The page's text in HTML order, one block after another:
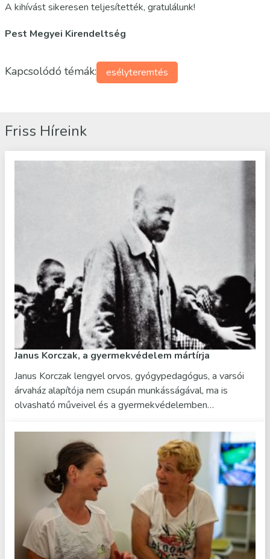
A kihívást sikeresen teljesítették, gratulálunk!
Pest Megyei Kirendeltség
Kapcsolódó témák: esélyteremtés
Friss Híreink
Janus Korczak, a gyermekvédelem mártírja
Janus Korczak lengyel orvos, gyógypedagógus, a varsói
árvaház alapítója nem csupán munkásságával, ma is
olvasható műveivel és a gyermekvédelemben…